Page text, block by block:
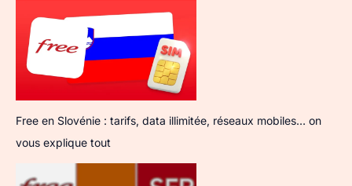
Free en Slovénie : tarifs, data illimitée, réseaux mobiles… on
vous explique tout